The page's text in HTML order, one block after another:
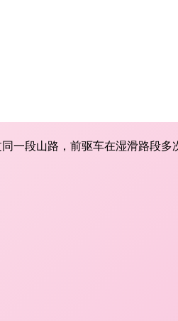
一段山路，前驱车在湿滑路段